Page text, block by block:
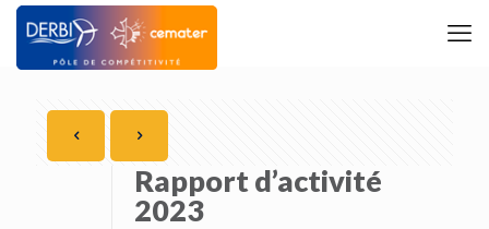
Rapport d’activité
2023